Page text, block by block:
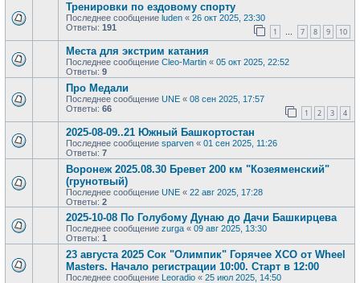
Тренировки по ездовому спорту
Последнее сообщение luden « 26 окт 2025, 23:30
Ответы: 191 1 … 7 8 9 10
Места для экстрим катания
Последнее сообщение Cleo-Martin « 05 окт 2025, 22:52
Ответы: 9
Про Медали
Последнее сообщение UNE « 08 сен 2025, 17:57
Ответы: 66 1 2 3 4
2025-08-09..21 Южный Башкортостан
Последнее сообщение sparven « 01 сен 2025, 11:26
Ответы: 7
Воронеж 2025.08.30 Бревет 200 км "Козеяменский"
(грунотвый)
Последнее сообщение UNE « 22 авг 2025, 17:28
Ответы: 2
2025-10-08 По Голубому Дунаю до Дачи Башкирцева
Последнее сообщение zurga « 09 авг 2025, 13:30
Ответы: 1
23 августа 2025 Сок "Олимпик" Горячее XCO от Wheel
Masters. Начало регистрации 10:00. Старт в 12:00
Последнее сообщение Leoradio « 25 июл 2025, 14:50